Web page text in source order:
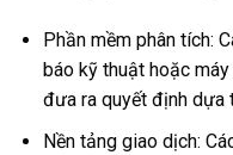
Phần mềm phân tích:
báo kỹ thuật hoặc
đưa ra quyết định dựa
Nền tảng giao dịch: